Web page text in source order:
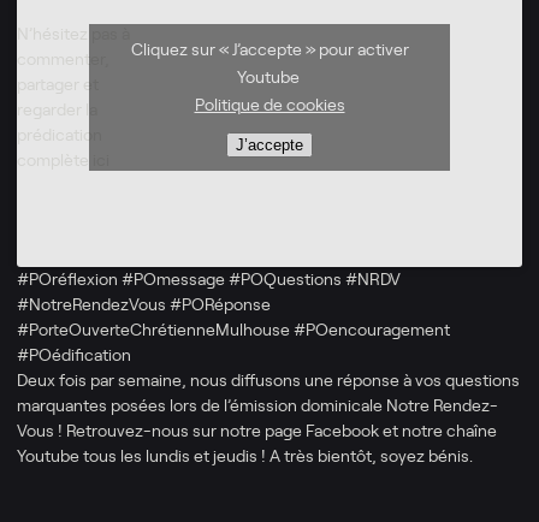
Cliquez sur « J’accepte » pour activer
Youtube
Politique de cookies
J’accepte
#POréflexion #POmessage #POQuestions #NRDV
#NotreRendezVous #PORéponse
#PorteOuverteChrétienneMulhouse #POencouragement
#POédification
Deux fois par semaine, nous diffusons une réponse à vos questions
marquantes posées lors de l’émission dominicale Notre Rendez-
Vous ! Retrouvez-nous sur notre page Facebook et notre chaîne
Youtube tous les lundis et jeudis ! A très bientôt, soyez bénis.